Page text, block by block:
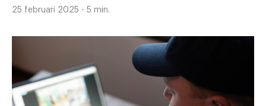
25 februari 2025 - 5 min.